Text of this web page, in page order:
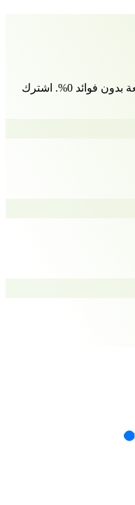
أول اشتراك سيارات متوافق مع الشريعة بدون فوائد 0%. اشترك